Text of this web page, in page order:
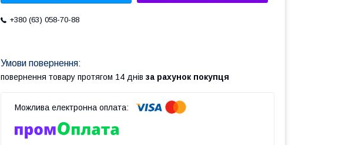
+380 (63) 058-70-88
повернення товару протягом 14 днів за рахунок покупця